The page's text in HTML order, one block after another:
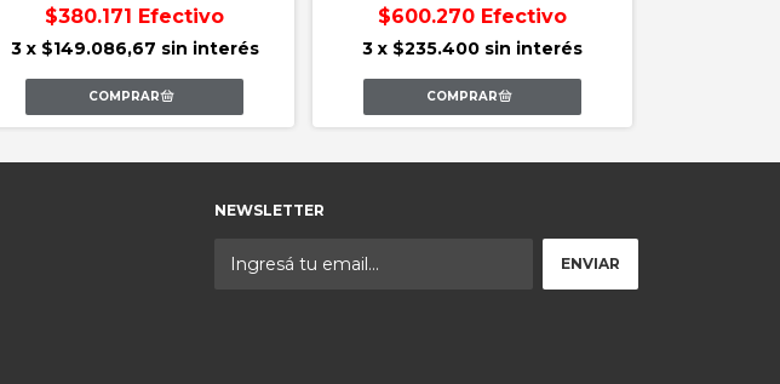
$380.171 Efectivo
3 x $149.086,67 sin interés
$600.270 Efectivo
3 x $235.400 sin interés
NEWSLETTER